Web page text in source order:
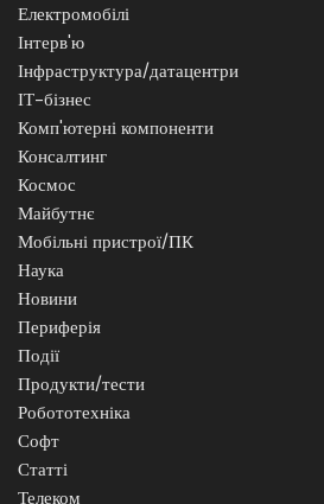
Електромобілі
Інтерв'ю
Інфраструктура/датацентри
ІТ-бізнес
Комп'ютерні компоненти
Консалтинг
Космос
Майбутнє
Мобільні пристрої/ПК
Наука
Новини
Периферія
Події
Продукти/тести
Робототехніка
Софт
Статті
Телеком